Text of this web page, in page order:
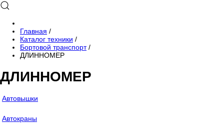
Главная /
Каталог техники /
Бортовой транспорт /
ДЛИННОМЕР
ДЛИННОМЕР
Автовышки
Автокраны